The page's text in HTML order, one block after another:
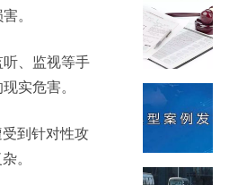
。
、监视等手
实危害。
到针对性攻
。